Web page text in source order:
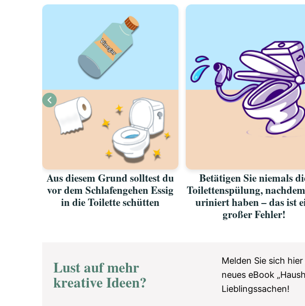
Aus diesem Grund solltest du
vor dem Schlafengehen Essig
in die Toilette schütten
Betätigen Sie niemals
Toilettenspülung,
uriniert haben – das ist
großer Fehler!
Lust auf mehr
kreative Ideen?
Melden Sie sich
neues eBook
Lieblingssachen!